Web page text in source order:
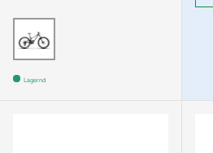
Lagernd